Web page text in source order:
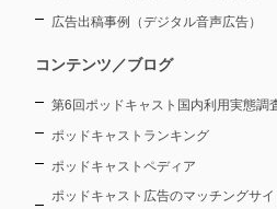
広告出稿事例（デジタル音声広告）
コンテンツ／ブログ
第6回ポッドキャスト国内利用実態調
ポッドキャストランキング
ポッドキャストペディア
ポッドキャスト広告のマッチングサ